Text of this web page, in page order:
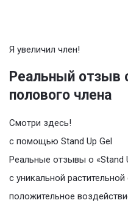
Я увеличил член!
Реальный отзыв
полового члена
Смотри здесь!
с помощью Stand Up Gel
Реальные отзывы о «Stand
с уникальной
положительное